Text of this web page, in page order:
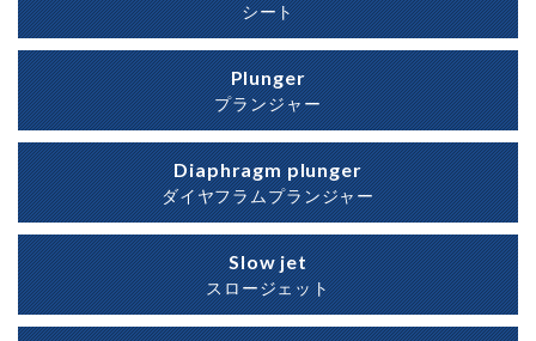
シート
Plunger
プランジャー
Diaphragm plunger
ダイヤフラムプランジャー
Slow jet
スロージェット